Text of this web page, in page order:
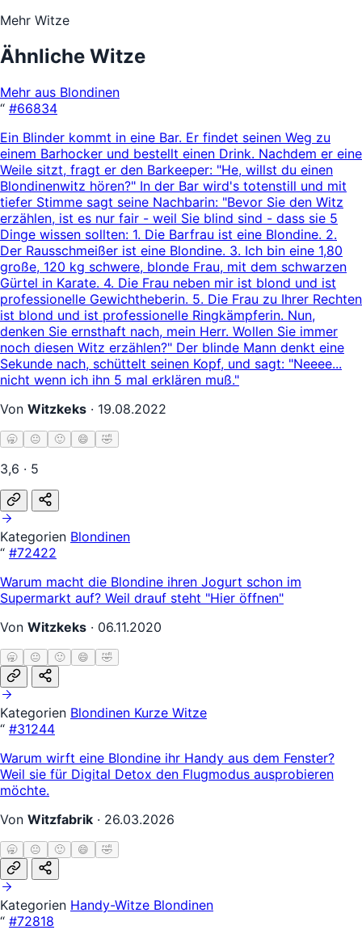
Mehr Witze
Ähnliche Witze
Mehr aus Blondinen
“ #66834
Ein Blinder kommt in eine Bar. Er findet seinen Weg zu
einem Barhocker und bestellt einen Drink. Nachdem er eine
Weile sitzt, fragt er den Barkeeper: "He, willst du einen
Blondinenwitz hören?" In der Bar wird's totenstill und mit
tiefer Stimme sagt seine Nachbarin: "Bevor Sie den Witz
erzählen, ist es nur fair - weil Sie blind sind - dass sie 5
Dinge wissen sollten: 1. Die Barfrau ist eine Blondine. 2.
Der Rausschmeißer ist eine Blondine. 3. Ich bin eine 1,80
große, 120 kg schwere, blonde Frau, mit dem schwarzen
Gürtel in Karate. 4. Die Frau neben mir ist blond und ist
professionelle Gewichtheberin. 5. Die Frau zu Ihrer Rechten
ist blond und ist professionelle Ringkämpferin. Nun,
denken Sie ernsthaft nach, mein Herr. Wollen Sie immer
noch diesen Witz erzählen?" Der blinde Mann denkt eine
Sekunde nach, schüttelt seinen Kopf, und sagt: "Neeee...
nicht wenn ich ihn 5 mal erklären muß."
Von Witzkeks · 19.08.2022
🥱 😐 🙂 😄 🤣
3,6 · 5
Kategorien Blondinen
“ #72422
Warum macht die Blondine ihren Jogurt schon im
Supermarkt auf? Weil drauf steht "Hier öffnen"
Von Witzkeks · 06.11.2020
🥱 😐 🙂 😄 🤣
Kategorien Blondinen Kurze Witze
“ #31244
Warum wirft eine Blondine ihr Handy aus dem Fenster?
Weil sie für Digital Detox den Flugmodus ausprobieren
möchte.
Von Witzfabrik · 26.03.2026
🥱 😐 🙂 😄 🤣
Kategorien Handy-Witze Blondinen
“ #72818